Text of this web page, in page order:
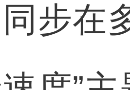
步在